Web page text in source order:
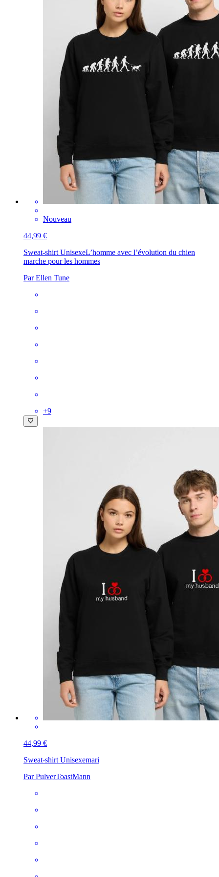
Nouveau
44,99 €
Sweat-shirt UnisexeL’homme avec l’évolution du chien
marche pour les hommes
Par Ellen Tune
+9
44,99 €
Sweat-shirt Unisexemari
Par PulverToastMann